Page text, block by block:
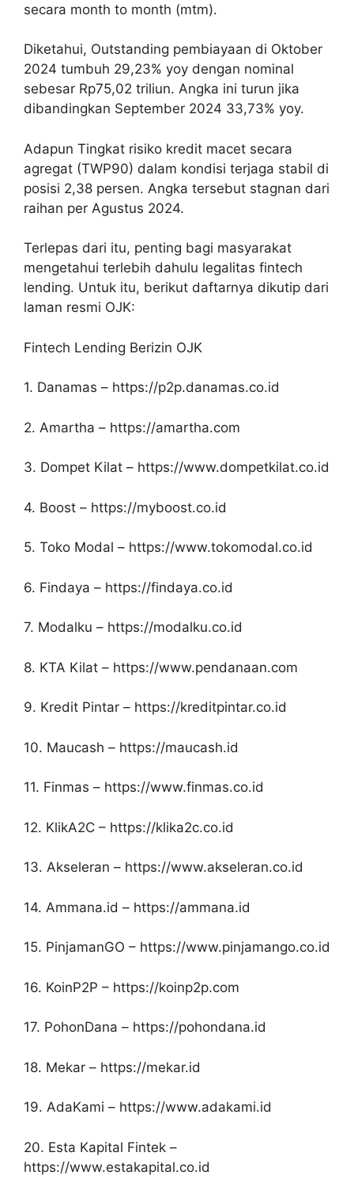
secara month to month (mtm).
Diketahui, Outstanding pembiayaan di Oktober
2024 tumbuh 29,23% yoy dengan nominal
sebesar Rp75,02 triliun. Angka ini turun jika
dibandingkan September 2024 33,73% yoy.
Adapun Tingkat risiko kredit macet secara
agregat (TWP90) dalam kondisi terjaga stabil di
posisi 2,38 persen. Angka tersebut stagnan dari
raihan per Agustus 2024.
Terlepas dari itu, penting bagi masyarakat
mengetahui terlebih dahulu legalitas fintech
lending. Untuk itu, berikut daftarnya dikutip dari
laman resmi OJK:
Fintech Lending Berizin OJK
1. Danamas – https://p2p.danamas.co.id
2. Amartha – https://amartha.com
3. Dompet Kilat – https://www.dompetkilat.co.id
4. Boost – https://myboost.co.id
5. Toko Modal – https://www.tokomodal.co.id
6. Findaya – https://findaya.co.id
7. Modalku – https://modalku.co.id
8. KTA Kilat – https://www.pendanaan.com
9. Kredit Pintar – https://kreditpintar.co.id
10. Maucash – https://maucash.id
11. Finmas – https://www.finmas.co.id
12. KlikA2C – https://klika2c.co.id
13. Akseleran – https://www.akseleran.co.id
14. Ammana.id – https://ammana.id
15. PinjamanGO – https://www.pinjamango.co.id
16. KoinP2P – https://koinp2p.com
17. PohonDana – https://pohondana.id
18. Mekar – https://mekar.id
19. AdaKami – https://www.adakami.id
20. Esta Kapital Fintek –
https://www.estakapital.co.id